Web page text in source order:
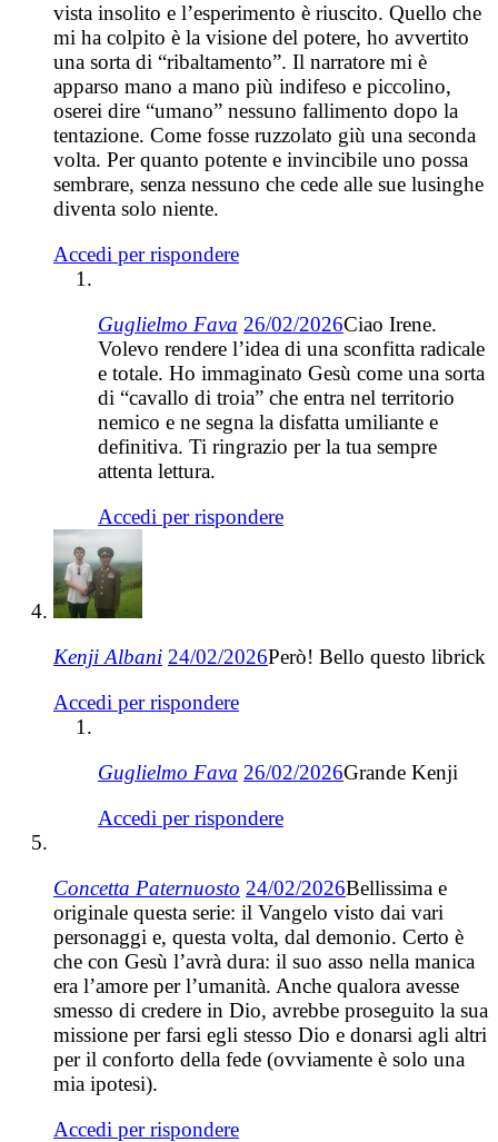
vista insolito e l’esperimento è riuscito. Quello che
mi ha colpito è la visione del potere, ho avvertito
una sorta di “ribaltamento”. Il narratore mi è
apparso mano a mano più indifeso e piccolino,
oserei dire “umano” nessuno fallimento dopo la
tentazione. Come fosse ruzzolato giù una seconda
volta. Per quanto potente e invincibile uno possa
sembrare, senza nessuno che cede alle sue lusinghe
diventa solo niente.
Accedi per rispondere
Guglielmo Fava 26/02/2026Ciao Irene.
Volevo rendere l’idea di una sconfitta radicale
e totale. Ho immaginato Gesù come una sorta
di “cavallo di troia” che entra nel territorio
nemico e ne segna la disfatta umiliante e
definitiva. Ti ringrazio per la tua sempre
attenta lettura.
Accedi per rispondere
Kenji Albani 24/02/2026Però! Bello questo librick
Accedi per rispondere
Guglielmo Fava 26/02/2026Grande Kenji
Accedi per rispondere
Concetta Paternuosto 24/02/2026Bellissima e
originale questa serie: il Vangelo visto dai vari
personaggi e, questa volta, dal demonio. Certo è
che con Gesù l’avrà dura: il suo asso nella manica
era l’amore per l’umanità. Anche qualora avesse
smesso di credere in Dio, avrebbe proseguito la sua
missione per farsi egli stesso Dio e donarsi agli altri
per il conforto della fede (ovviamente è solo una
mia ipotesi).
Accedi per rispondere